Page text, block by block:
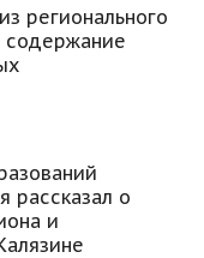
регионального
содержание
рассказал о
и